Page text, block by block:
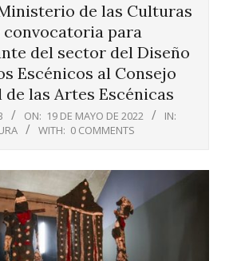
de las Culturas
convocatoria para
del sector del Diseño
Escénicos al Consejo
las Artes Escénicas
ON: 19 DE MAYO DE 2022
IN:
WITH: 0 COMMENTS